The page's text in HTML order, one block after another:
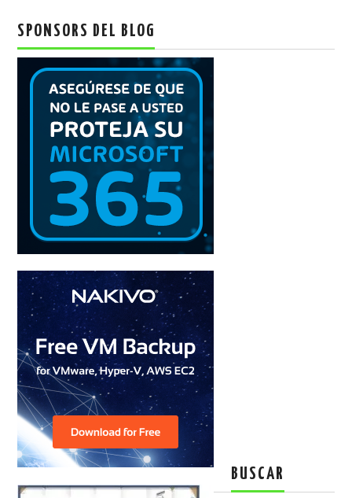
SPONSORS DEL BLOG
BUSCAR